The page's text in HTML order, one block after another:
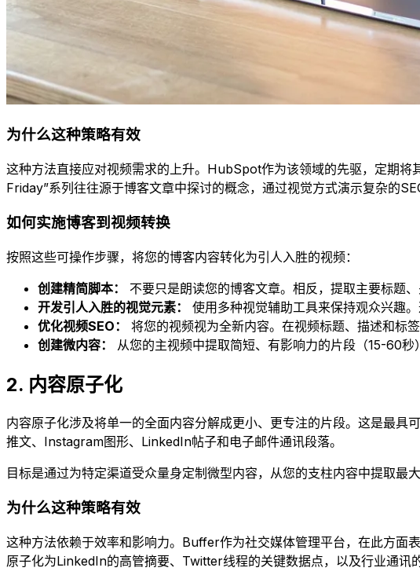
为什么这种策略有效
这种方法直接应对视频需求的上升。HubSpot作为该领域的先驱，定期
Friday”系列往往源于博客文章中探讨的概念，通过视觉方式演示复杂的
如何实施博客到视频转换
按照这些可操作步骤，将您的博客内容转化为引人入胜的视频：
创建精简脚本：
不要只是朗读您的博客文章。相反，提取主要标题
开发引人入胜的视觉元素：
使用多种视觉辅助工具来保持观众兴趣
优化视频SEO：
将您的视频视为全新内容。在视频标题、描述和标
创建微内容：
从您的主视频中提取简短、有影响力的片段（15-60
2. 内容原子化
内容原子化涉及将单一的全面内容分解成更小、更专注的片段。这是最具
推文、Instagram图形、LinkedIn帖子和电子邮件通讯段落。
目标是通过为特定渠道受众量身定制微型内容，从您的支柱内容中提取最
为什么这种策略有效
这种方法依赖于效率和影响力。Buffer作为社交媒体管理平台，在此方面
原子化为LinkedIn的高管摘要、Twitter线程的关键数据点，以及行业通讯